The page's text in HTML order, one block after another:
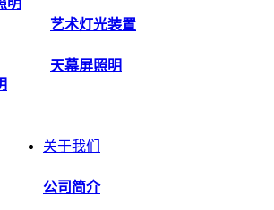
明
艺术灯光装置
天幕屏照明
关于我们
公司简介